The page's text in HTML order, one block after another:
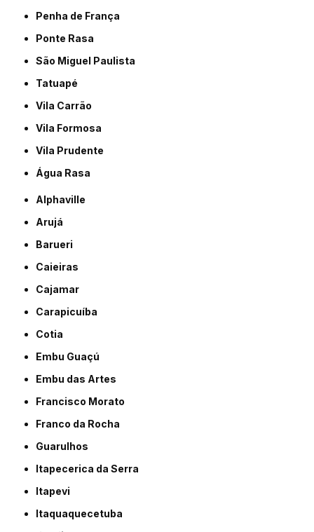
Penha de França
Ponte Rasa
São Miguel Paulista
Tatuapé
Vila Carrão
Vila Formosa
Vila Prudente
Água Rasa
Alphaville
Arujá
Barueri
Caieiras
Cajamar
Carapicuíba
Cotia
Embu Guaçú
Embu das Artes
Francisco Morato
Franco da Rocha
Guarulhos
Itapecerica da Serra
Itapevi
Itaquaquecetuba